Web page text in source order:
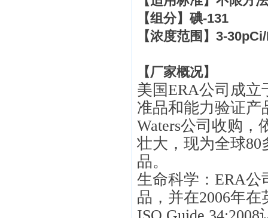
【组分】碘-131
【浓度范围】 3-
【厂家概况】
美国ERA公司成立
准品和能力验证产
Waters公司收购，
壮大，现为全球80
品。
生命科学： ERA公
品，并在2006年在